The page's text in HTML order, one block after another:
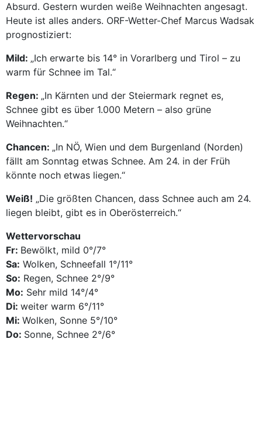
Absurd. Gestern wurden weiße Weihnachten angesagt.
Heute ist alles anders. ORF-Wetter-Chef Marcus Wadsak
prognostiziert:
Mild: „Ich erwarte bis 14° in Vorarlberg und Tirol – zu
warm für Schnee im Tal.“
Regen: „In Kärnten und der Steiermark regnet es,
Schnee gibt es über 1.000 Metern – also grüne
Weihnachten.“
Chancen: „In NÖ, Wien und dem Burgenland (Norden)
fällt am Sonntag etwas Schnee. Am 24. in der Früh
könnte noch etwas liegen.“
Weiß! „Die größten Chancen, dass Schnee auch am 24.
liegen bleibt, gibt es in Oberösterreich.“
Wettervorschau
Fr: Bewölkt, mild 0°/7°
Sa: Wolken, Schneefall 1°/11°
So: Regen, Schnee 2°/9°
Mo: Sehr mild 14°/4°
Di: weiter warm 6°/11°
Mi: Wolken, Sonne 5°/10°
Do: Sonne, Schnee 2°/6°